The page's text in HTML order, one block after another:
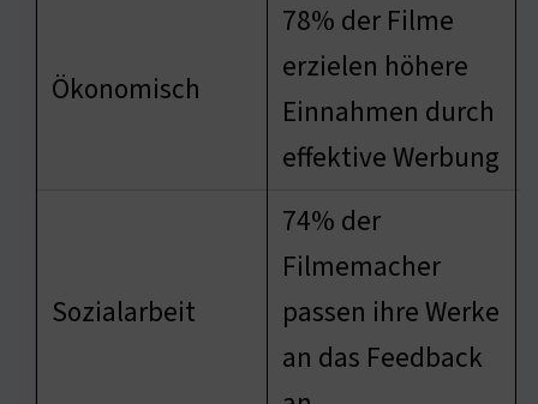
Ökonomisch
78% der Filme
erzielen höhere
Einnahmen durch
effektive Werbung
Sozialarbeit
74% der
Filmemacher
passen ihre Werke
an das Feedback